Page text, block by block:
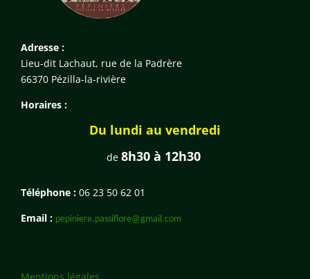
Adresse :
Lieu-dit Lachaut, rue de la Padrère
66370 Pézilla-la-rivière
Horaires :
Du lundi au vendredi
de 8h30 à 12h30
Téléphone : 06 23 50 62 01
Email : pepiniere.passiflore@gmail.com